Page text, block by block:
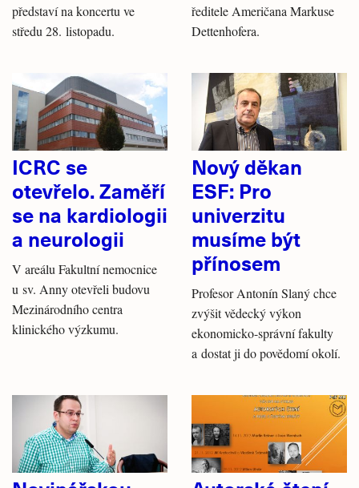
představí na koncertu ve
středu 28. listopadu.
ředitele Američana Markuse
Dettenhofera.
ICRC se
otevřelo. Zaměří
se na kardiologii
a neurologii
V areálu Fakultní nemocnice
u sv. Anny otevřeli budovu
Mezinárodního centra
klinického výzkumu.
Nový děkan
ESF: Pro
univerzitu
musíme být
přínosem
Profesor Antonín Slaný chce
zvýšit vědecký výkon
ekonomicko-správní fakulty
a dostat ji do povědomí okolí.